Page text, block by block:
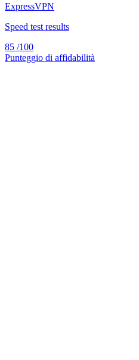
ExpressVPN
Speed test results
85 /100
Punteggio di affidabilità